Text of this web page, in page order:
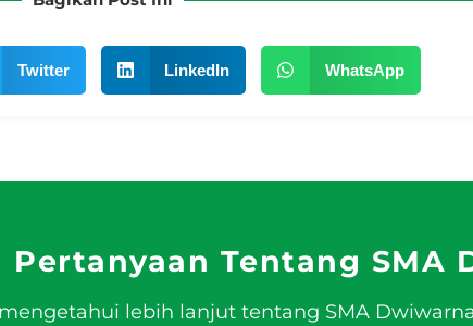
Twitter LinkedIn WhatsApp
Pertanyaan Tentang SMA
lebih lanjut tentang SMA